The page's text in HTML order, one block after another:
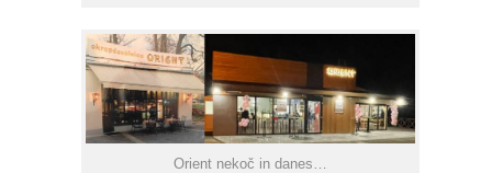
Orient nekoč in danes…